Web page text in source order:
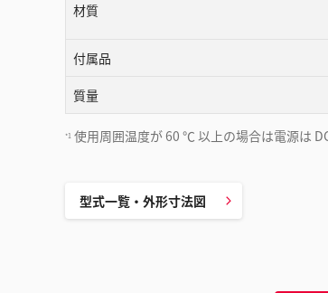
材質
付属品
質量
*1 使用周囲温度が 60 ℃ 以上の場合は電源は
型式一覧・外形寸法図